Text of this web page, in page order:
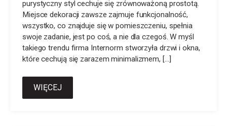
purystyczny styl cechuje się zrównoważoną prostotą.
Miejsce dekoracji zawsze zajmuje funkcjonalność,
wszystko, co znajduje się w pomieszczeniu, spełnia
swoje zadanie, jest po coś, a nie dla czegoś. W myśl
takiego trendu firma Internorm stworzyła drzwi i okna,
które cechują się zarazem minimalizmem, […]
WIĘCEJ